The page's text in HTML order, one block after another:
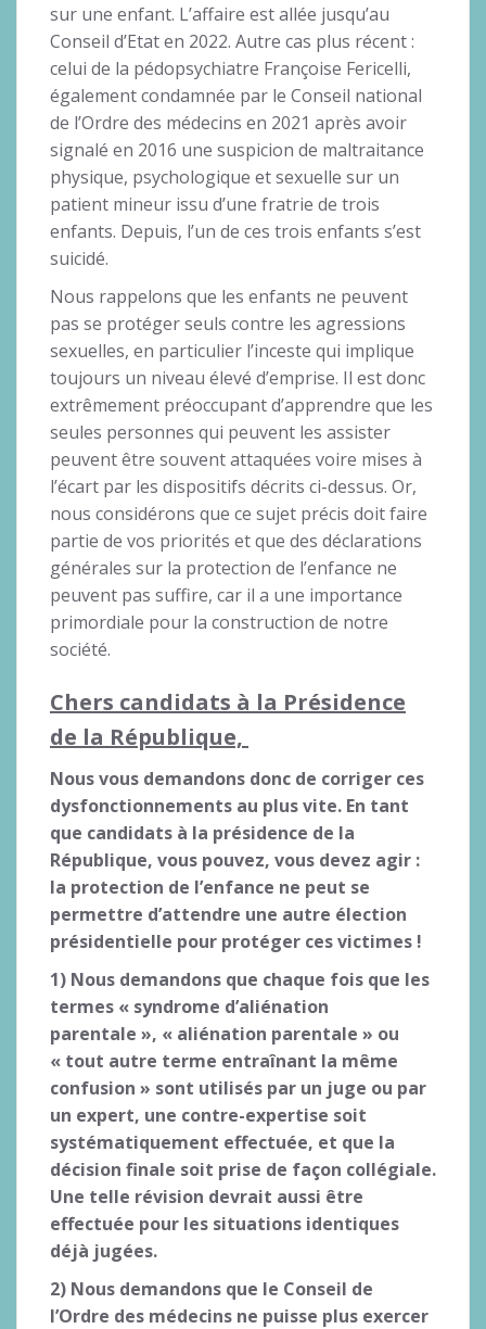
sur une enfant. L’affaire est allée jusqu’au
Conseil d’Etat en 2022. Autre cas plus récent :
celui de la pédopsychiatre Françoise Fericelli,
également condamnée par le Conseil national
de l’Ordre des médecins en 2021 après avoir
signalé en 2016 une suspicion de maltraitance
physique, psychologique et sexuelle sur un
patient mineur issu d’une fratrie de trois
enfants. Depuis, l’un de ces trois enfants s’est
suicidé.
Nous rappelons que les enfants ne peuvent
pas se protéger seuls contre les agressions
sexuelles, en particulier l’inceste qui implique
toujours un niveau élevé d’emprise. Il est donc
extrêmement préoccupant d’apprendre que les
seules personnes qui peuvent les assister
peuvent être souvent attaquées voire mises à
l’écart par les dispositifs décrits ci-dessus. Or,
nous considérons que ce sujet précis doit faire
partie de vos priorités et que des déclarations
générales sur la protection de l’enfance ne
peuvent pas suffire, car il a une importance
primordiale pour la construction de notre
société.
Chers candidats à la Présidence
de la République,
Nous vous demandons donc de corriger ces
dysfonctionnements au plus vite. En tant
que candidats à la présidence de la
République, vous pouvez, vous devez agir :
la protection de l’enfance ne peut se
permettre d’attendre une autre élection
présidentielle pour protéger ces victimes !
1) Nous demandons que chaque fois que les
termes « syndrome d’aliénation
parentale », « aliénation parentale » ou
« tout autre terme entraînant la même
confusion » sont utilisés par un juge ou par
un expert, une contre-expertise soit
systématiquement effectuée, et que la
décision finale soit prise de façon collégiale.
Une telle révision devrait aussi être
effectuée pour les situations identiques
déjà jugées.
2) Nous demandons que le Conseil de
l’Ordre des médecins ne puisse plus exercer